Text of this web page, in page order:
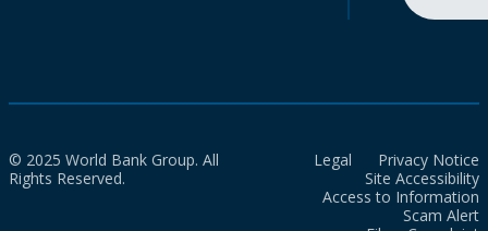
© 2025 World Bank Group. All
Rights Reserved.
Legal
Privacy Notice
Site Accessibility
Access to Information
Scam Alert